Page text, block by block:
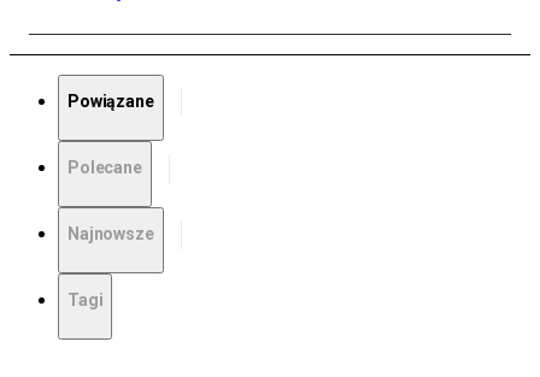
Powiązane
Polecane
Najnowsze
Tagi